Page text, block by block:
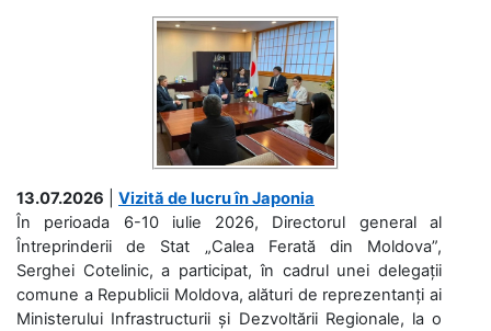
13.07.2026
Vizită de lucru în Japonia
În perioada 6-10 iulie 2026, Directorul general al
Întreprinderii de Stat „Calea Ferată din Moldova”,
Serghei Cotelinic, a participat, în cadrul unei delegații
comune a Republicii Moldova, alături de reprezentanți ai
Ministerului Infrastructurii și Dezvoltării Regionale, la o